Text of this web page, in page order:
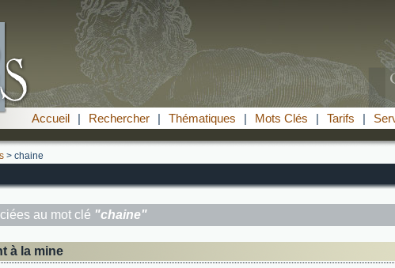
Accueil | Rechercher | Thématiques | Mots Clés | Tarifs |
> chaine
au mot clé "chaine"
à la mine